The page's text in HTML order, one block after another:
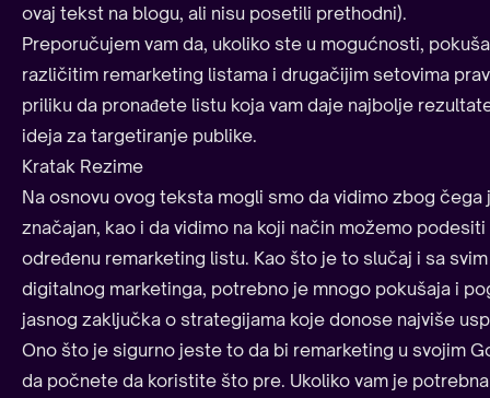
ovaj tekst na blogu, ali nisu posetili prethodni).
Preporučujem vam da, ukoliko ste u mogućnosti,
različitim remarketing listama i drugačijim setovima
priliku da pronađete listu koja vam daje najbolje
ideja za targetiranje publike.
Kratak Rezime
Na osnovu ovog teksta mogli smo da vidimo zbog
značajan, kao i da vidimo na koji način možemo
određenu remarketing listu. Kao što je to slučaj i sa
digitalnog marketinga, potrebno je mnogo pokušaja i
jasnog zaključka o strategijama koje donose najviše
Ono što je sigurno jeste to da bi remarketing u svojim
da počnete da koristite što pre. Ukoliko vam je